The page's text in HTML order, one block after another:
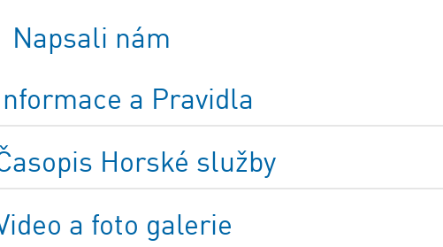
Napsali nám
a Pravidla
Horské služby
a foto galerie